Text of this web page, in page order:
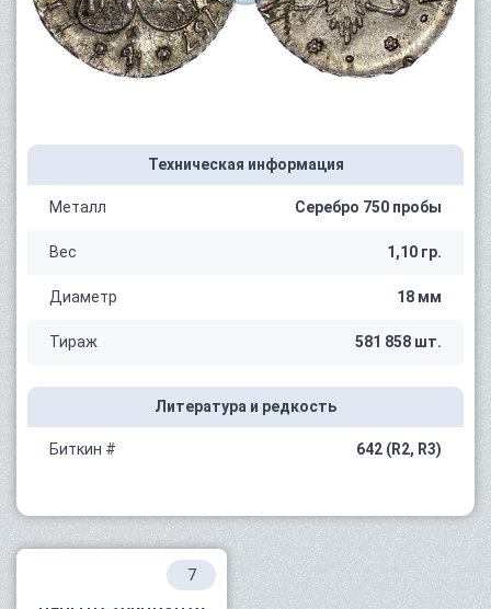
Техническая информация
Металл Серебро 750 пробы
Вес 1,10 гр.
Диаметр 18 мм
Тираж 581 858 шт.
Литература и редкость
Биткин # 642 (R2, R3)
7